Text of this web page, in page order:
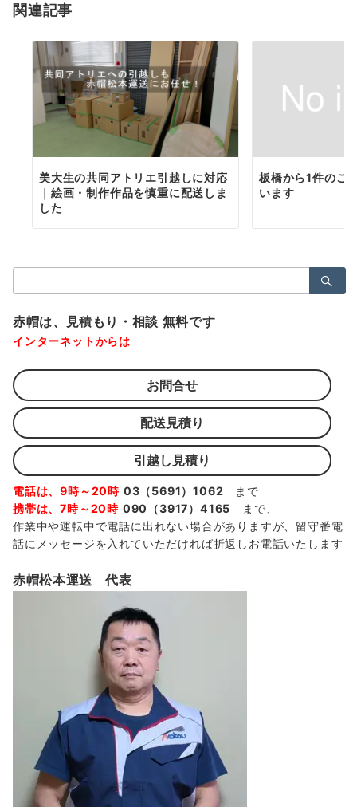
ン
関連記事
美大生の共同アトリエ引越しに対応
｜絵画・制作作品を慎重に配送しま
した
板橋から1件のご
います
索：
赤帽は、見積もり・相談 無料です
インターネットからは
お問合せ
配送見積り
引越し見積り
電話は、9時～20時 03（5691）1062 まで
携帯は、7時～20時 090（3917）4165 まで、
作業中や運転中で電話に出れない場合がありますが、留守番電
話にメッセージを入れていただければ折返しお電話いたします
赤帽松本運送 代表